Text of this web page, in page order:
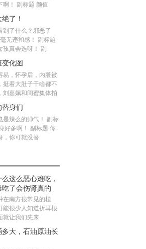
啊！ 副标题 颜值
了！
到了什么？邪恶了
无违和感！ 副标题
孩真会选呀！ 副
化图
易，怀孕后，内脏被
挺着大肚子干啥都不
刘嘉姵和闺蜜集体拍
替身们
是辣么的帅气！ 副标
好多啊！ 副标题 你
，你可就没替
这么恶心难吃，
了会伤肾真的
在南方很常见的植
能很少人知道折耳根
就让我们先来
大，石油原油长